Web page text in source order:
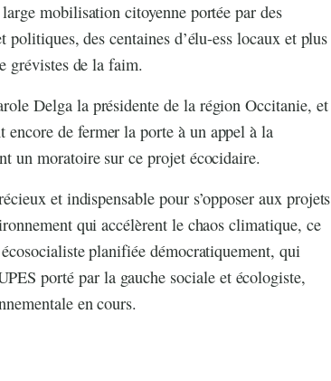
mobilisation citoyenne portée par des
politiques, des centaines d’élu-ess locaux et plus
grévistes de la faim.
Delga la présidente de la région Occitanie, et
de fermer la porte à un appel à la
un moratoire sur ce projet écocidaire.
et indispensable pour s’opposer aux projets
qui accélèrent le chaos climatique, ce
planifiée démocratiquement, qui
porté par la gauche sociale et écologiste,
en cours.